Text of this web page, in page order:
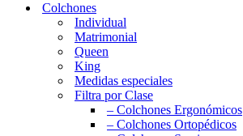
Colchones
Individual
Matrimonial
Queen
King
Medidas especiales
Filtra por Clase
– Colchones Ergonómicos
– Colchones Ortopédicos